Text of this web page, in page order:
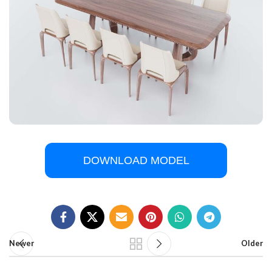
DOWNLOAD MODEL
Newer Older